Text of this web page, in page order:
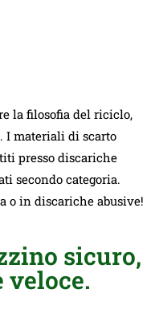
la filosofia del riciclo,
I materiali di scarto
presso discariche
secondo categoria.
o in discariche abusive!
sicuro,
veloce.